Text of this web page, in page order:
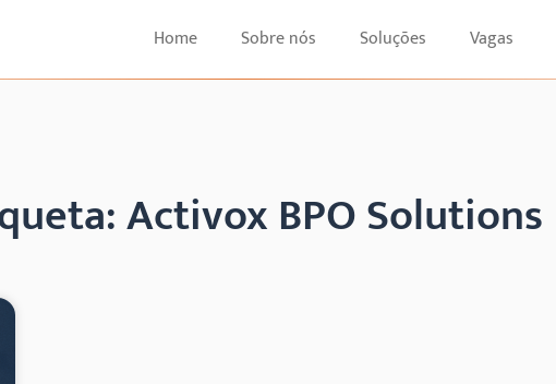
Home Sobre nós Soluções Vagas
Activox BPO Solutions